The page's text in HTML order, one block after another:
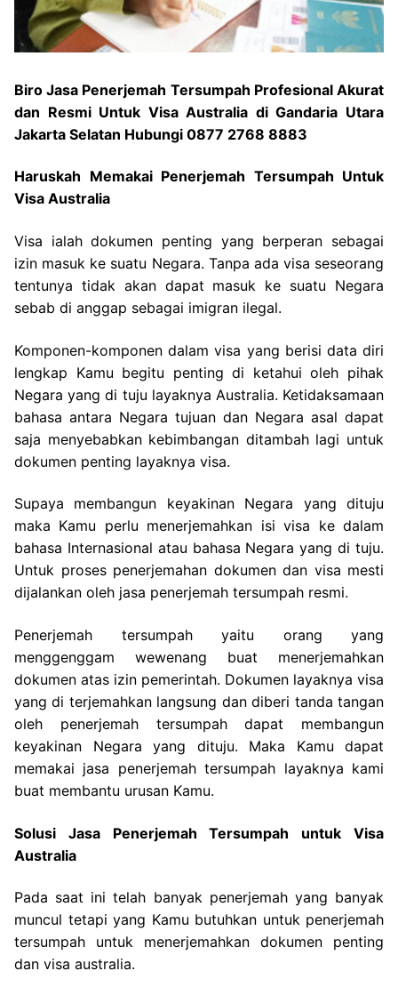
Biro Jasa Penerjemah Tersumpah Profesional Akurat
dan Resmi Untuk Visa Australia di Gandaria Utara
Jakarta Selatan Hubungi 0877 2768 8883
Haruskah Memakai Penerjemah Tersumpah Untuk
Visa Australia
Visa ialah dokumen penting yang berperan sebagai
izin masuk ke suatu Negara. Tanpa ada visa seseorang
tentunya tidak akan dapat masuk ke suatu Negara
sebab di anggap sebagai imigran ilegal.
Komponen-komponen dalam visa yang berisi data diri
lengkap Kamu begitu penting di ketahui oleh pihak
Negara yang di tuju layaknya Australia. Ketidaksamaan
bahasa antara Negara tujuan dan Negara asal dapat
saja menyebabkan kebimbangan ditambah lagi untuk
dokumen penting layaknya visa.
Supaya membangun keyakinan Negara yang dituju
maka Kamu perlu menerjemahkan isi visa ke dalam
bahasa Internasional atau bahasa Negara yang di tuju.
Untuk proses penerjemahan dokumen dan visa mesti
dijalankan oleh jasa penerjemah tersumpah resmi.
Penerjemah tersumpah yaitu orang yang
menggenggam wewenang buat menerjemahkan
dokumen atas izin pemerintah. Dokumen layaknya visa
yang di terjemahkan langsung dan diberi tanda tangan
oleh penerjemah tersumpah dapat membangun
keyakinan Negara yang dituju. Maka Kamu dapat
memakai jasa penerjemah tersumpah layaknya kami
buat membantu urusan Kamu.
Solusi Jasa Penerjemah Tersumpah untuk Visa
Australia
Pada saat ini telah banyak penerjemah yang banyak
muncul tetapi yang Kamu butuhkan untuk penerjemah
tersumpah untuk menerjemahkan dokumen penting
dan visa australia.